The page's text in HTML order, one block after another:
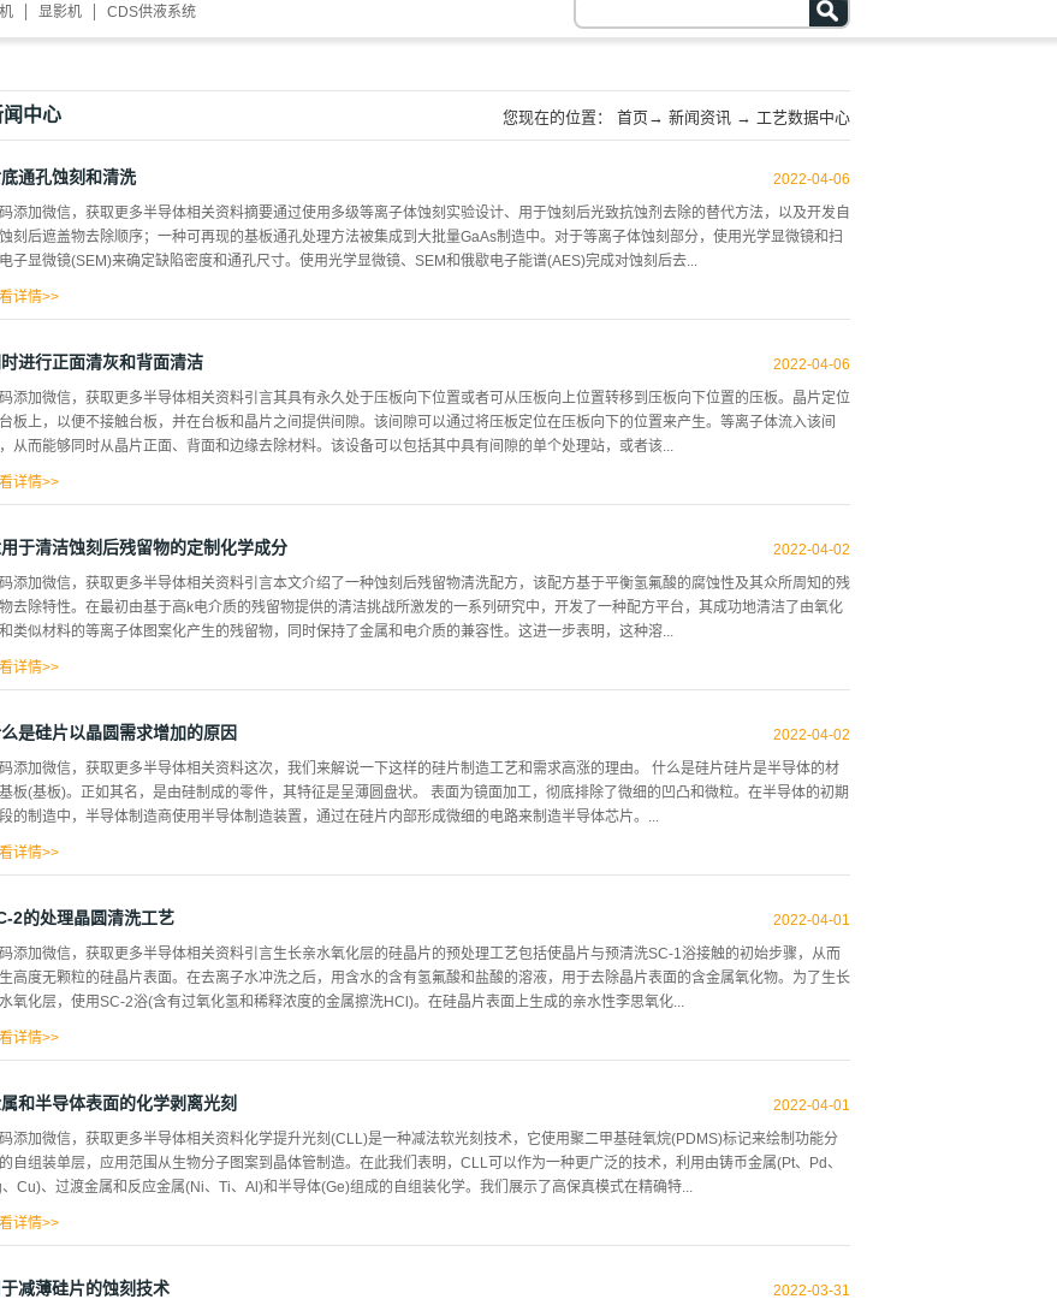
显影机 CDS供液系统
闻中心 您现在的位置： 首页→ 新闻资讯 → 工艺数据中心
通孔蚀刻和清洗
添加微信，获取更多半导体相关资料摘要通过使用多级等离子体蚀刻实验设计、用于蚀刻后光致抗蚀剂去除的替代方法，以及开发自
刻后遮盖物去除顺序；一种可再现的基板通孔处理方法被集成到大批量GaAs制造中。对于等离子体蚀刻部分，使用光学显微镜和扫
子显微镜(SEM)来确定缺陷密度和通孔尺寸。使用光学显微镜、SEM和俄歇电子能谱(AES)完成对蚀刻后去...
大约80度的单斜面侧壁轮廓的穿过衬底的通孔，该通孔清除了蚀刻后的掩膜材料。 介绍背面砷化镓(GaAs)通过基板的加工是一个高
将晶片安装到支撑衬底(图1)、机械和化学晶片减薄、光刻、等离子体蚀刻、光致抗蚀剂去除、蚀刻后残留物去除、金属化，以及最
晶片从其支撑衬底上拆下。虽然每一个都是独立的过程，但它们确实相互影响。综上所述，成功的过孔的生产需要考虑整个背面工艺
料和条件。通过等离子体蚀刻在GaAs上形成穿过衬底的通孔已经有一段时间了，2但是最近被重新评估以减少草的形成，并减少后
残留物(面纱)。3，4，5草状物和面纱会产生不良缺陷，影响导电性和可靠性。这项工作的目的是改善通孔剖面，...
2022-04-06
详情>>
时进行正面清灰和背面清洁
添加微信，获取更多半导体相关资料引言其具有永久处于压板向下位置或者可从压板向上位置转移到压板向下位置的压板。晶片定位
板上，以便不接触台板，并在台板和晶片之间提供间隙。该间隙可以通过将压板定位在压板向下的位置来产生。等离子体流入该间
从而能够同时从晶片正面、背面和边缘去除材料。该设备可以包括其中具有间隙的单个处理站，或者该...
，通常在半导体处理室内将材料层或特征沉积到半导体晶片上。虽然大多数化学副产物和未使用的试剂通过排气泵从腔室中排出，但
期望的残留物，以防止残留物剥落并污染正在制造的电子器件。还必须去除半导体晶片正面和背面上的不期望的残留物，以防止在随
半导体处理步骤中从晶片上剥离这种材料，这将最终污染半导体处理室和设备，并进而污染晶片。半导体晶片背面污染是在许多不同
导体集成电路制造步骤中产生的，例如与晶片处理/加工设备接触。例如，诸如末端执行器、晶片卡盘和晶片存储设备的机器人部件
不同种类的颗粒附着到晶片背面。此外，用于晶片正面处理的各种化学工艺会影响晶片的背面。例如，在光刻过程中，光致抗蚀剂聚
的残留物可能...
2022-04-06
详情>>
于清洁蚀刻后残留物的定制化学成分
添加微信，获取更多半导体相关资料引言本文介绍了一种蚀刻后残留物清洗配方，该配方基于平衡氢氟酸的腐蚀性及其众所周知的残
去除特性。在最初由基于高k电介质的残留物提供的清洁挑战所激发的一系列研究中，开发了一种配方平台，其成功地清洁了由氧化
类似材料的等离子体图案化产生的残留物，同时保持了金属和电介质的兼容性。这进一步表明，这种溶...
用于半导体互连的等离子体图案化出现以来，用于等离子体蚀刻后残留物(PER)的清除的配方类型已经有了显著的发展。在等离子蚀
、钨和氧化硅的图案化，因此有必要创造新类别的清洁材料，其中一些来自溶剂和蚀刻剂，另一些基于全新的反应化学，例如基于羟
清洁化学，以及其他高度工程化的配方混合物。类似地，受产品性能需求的驱动，半导体行业在其产品中采用了越来越多的材料。因
在半导体制造过程中需要清洗的PER的种类随着时间的推移而增加，但在过去的一二十年中增长最快。没有改变的是对PER清洗化
质的一系列要求，简单来说就是在经常出现敏感的金属和电介质材料的情况下去除不需要的残留物。这种去除需要在适中的温度下快
...
2022-04-02
详情>>
是硅片以晶圆需求增加的原因
添加微信，获取更多半导体相关资料这次，我们来解说一下这样的硅片制造工艺和需求高涨的理由。 什么是硅片硅片是半导体的材
板(基板)。正如其名，是由硅制成的零件，其特征是呈薄圆盘状。 表面为镜面加工，彻底排除了微细的凹凸和微粒。在半导体的初期
的制造中，半导体制造商使用半导体制造装置，通过在硅片内部形成微细的电路来制造半导体芯片。...
类的污渍。·从包装中取出或从工厂外部空气附着的粒子·工厂使用的药液中含有的微量重金属原子和碳分子等·人的头屑和污垢中含有
管等的薄膜层。成膜工序大致有三种方法：·溅射法:将离子碰撞铝块，剥离铝原子，堆积在硅片上形成层·CVD法:在晶片上形成由气
学反应生成的分子层·热氧化:加热硅片形成氧化硅膜成膜后，通过刷子、纯水、纳米喷雾等物理清洗除去微细粒子。 抗蚀剂涂层将光
蚀剂(感光剂)涂布在硅片表面的工序。利用使硅片旋转的离心力，形成均匀的抗蚀剂膜。 通过感光材料的涂布，可以对光做出反应，
电路图案。其特征还在于，根据照射...
2022-04-02
详情>>
2的处理晶圆清洗工艺
添加微信，获取更多半导体相关资料引言生长亲水氧化层的硅晶片的预处理工艺包括使晶片与预清洗SC-1浴接触的初始步骤，从而
高度无颗粒的硅晶片表面。在去离子水冲洗之后，用含水的含有氢氟酸和盐酸的溶液，用于去除晶片表面的含金属氧化物。为了生长
氧化层，使用SC-2浴(含有过氧化氢和稀释浓度的金属擦洗HCl)。在硅晶片表面上生成的亲水性李思氧化...
晶片的新的改进方法，以便使影响少数载流子复合寿命的微粒、有机物和金属污染物的存在最小化。铸锭成晶片，然后研磨、蚀刻和
气相沉积(CVD)氧化、外延沉积和多晶硅沉积。在这种热处理过程中，硅晶片通常暴露在至少约25℃的温度下持续至少约一秒钟。硅
材料，在那里它们可以降解大块硅少数载流子复合寿命。理想情况下，硅晶片在进行热处理时应该是无金属的。在许多应用中，硅
是优选的要进行热处理的晶片由亲水氧化硅层钝化。不幸的是，与生长氧化硅亲水表面层的常规工艺相关的许多限制使得在小于
结果，在热处理之前，硅晶片的表面氧化层通常被剥离。不幸的是，在热处理之前剥离这种...
2022-04-01
详情>>
和半导体表面的化学剥离光刻
添加微信，获取更多半导体相关资料化学提升光刻(CLL)是一种减法软光刻技术，它使用聚二甲基硅氧烷(PDMS)标记来绘制功能分
自组装单层，应用范围从生物分子图案到晶体管制造。在此我们表明，CLL可以作为一种更广泛的技术，利用由铸币金属(Pt、Pd、
Cu)、过渡金属和反应金属(Ni、Ti、Al)和半导体(Ge)组成的自组装化学。我们展示了高保真模式在精确特...
基SAMs。使用图案单层作为分子电阻，演示了通过湿蚀刻图案转移到下面的金属基板，在所有的情况下，表明在相应的CLL过程
2022-04-01
详情>>
减薄硅片的蚀刻技术 2022-03-31